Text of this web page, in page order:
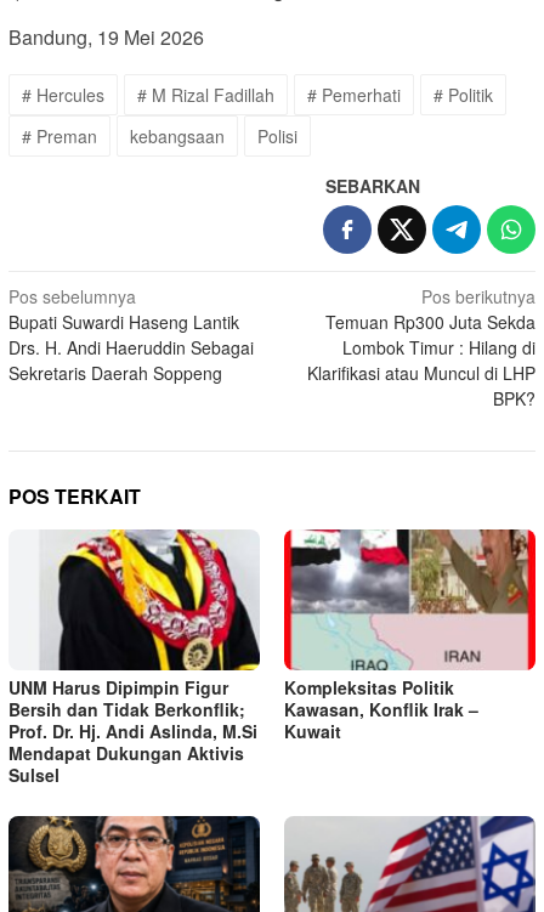
Bandung, 19 Mei 2026
# Hercules # M Rizal Fadillah # Pemerhati
# Politik
# Preman
kebangsaan Polisi
SEBARKAN
Navigasi
pos
Pos sebelumnya
Bupati Suwardi Haseng Lantik
Drs. H. Andi Haeruddin Sebagai
Sekretaris Daerah Soppeng
Pos berikutnya
Temuan Rp300 Juta Sekda
Lombok Timur : Hilang di
Klarifikasi atau Muncul di LHP
BPK?
POS TERKAIT
UNM Harus Dipimpin Figur
Bersih dan Tidak Berkonflik;
Prof. Dr. Hj. Andi Aslinda, M.Si
Mendapat Dukungan Aktivis
Sulsel
Kompleksitas Politik
Kawasan, Konflik Irak –
Kuwait